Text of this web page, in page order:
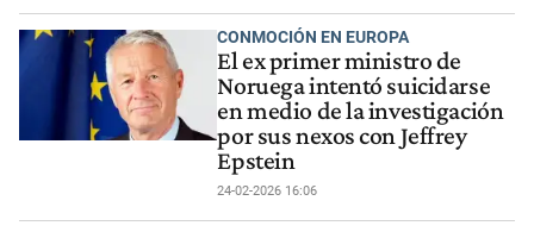
CONMOCIÓN EN EUROPA
El ex primer ministro de
Noruega intentó suicidarse
en medio de la investigación
por sus nexos con Jeffrey
Epstein
24-02-2026 16:06